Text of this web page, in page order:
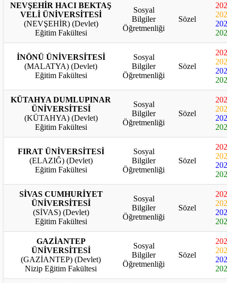
NEVŞEHİR HACI BEKTAŞ
VELİ ÜNİVERSİTESİ
(NEVŞEHİR) (Devlet)
Eğitim Fakültesi
Sosyal
Bilgiler
Öğretmenliği
Sözel
İNÖNÜ ÜNİVERSİTESİ
(MALATYA) (Devlet)
Eğitim Fakültesi
Sosyal
Bilgiler
Öğretmenliği
Sözel
KÜTAHYA DUMLUPINAR
ÜNİVERSİTESİ
(KÜTAHYA) (Devlet)
Eğitim Fakültesi
Sosyal
Bilgiler
Öğretmenliği
Sözel
FIRAT ÜNİVERSİTESİ
(ELAZIĞ) (Devlet)
Eğitim Fakültesi
Sosyal
Bilgiler
Öğretmenliği
Sözel
SİVAS CUMHURİYET
ÜNİVERSİTESİ
(SİVAS) (Devlet)
Eğitim Fakültesi
Sosyal
Bilgiler
Öğretmenliği
Sözel
GAZİANTEP
ÜNİVERSİTESİ
(GAZİANTEP) (Devlet)
Nizip Eğitim Fakültesi
Sosyal
Bilgiler
Öğretmenliği
Sözel